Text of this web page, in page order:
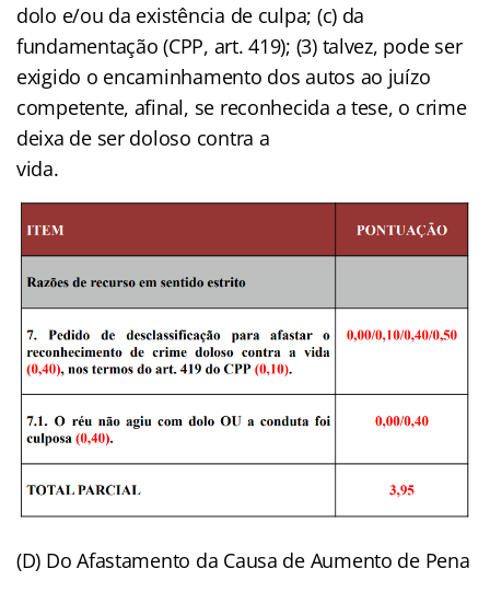
dolo e/ou da existência de culpa; (c) da
fundamentação (CPP, art. 419); (3) talvez, pode ser
exigido o encaminhamento dos autos ao juízo
competente, afinal, se reconhecida a tese, o crime
deixa de ser doloso contra a
vida.
(D) Do Afastamento da Causa de Aumento de Pena